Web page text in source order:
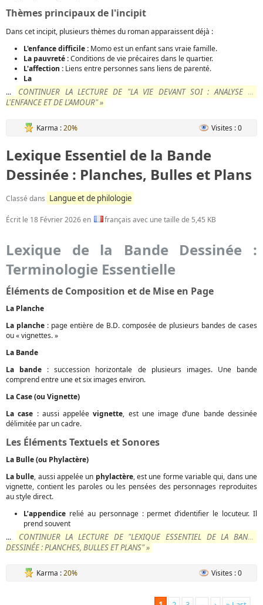
Thèmes principaux de l'incipit
Dans cet incipit, plusieurs thèmes du roman apparaissent déjà :
L'enfance difficile : Momo est un enfant sans vraie famille.
La pauvreté :Conditions de vie précaires dans le quartier.
L'affection : Liens entre personnes sans liens de parenté.
La
...
CONTINUER LA LECTURE DE "LA VIE DEVANT SOI : ANALYSE DE
L'ENFANCE ET DE L'AMOUR" »
Karma :20% Visites : 0
Lexique Essentiel de la Bande
Dessinée : Planches, Bulles et Plans
Classé dans Langue et de philologie
Écrit le 18 Février 2026en français avec une taille de 5,45 KB
Lexique de la Bande Dessinée :
Terminologie Essentielle
Éléments de Composition et de Mise en Page
La Planche
La planche : page entière de B.D. composée de plusieurs bandes de cases
ou « vignettes. »
La Bande
La bande : succession horizontale de plusieurs images. Une bande
comprend entre une et six images environ.
La Case (ou Vignette)
La case : aussi appeléevignette, est une image d’une bande dessinée
délimitée par un cadre.
Les Éléments Textuels et Sonores
La Bulle (ou Phylactère)
La bulle, aussi appelée un phylactère, est une forme variable qui, dans une
vignette, contient les paroles ou les pensées des personnages reproduites
au style direct.
L’appendice relié au personnage : permet d’identifier le locuteur. Il
prend souvent
...
CONTINUER LA LECTURE DE "LEXIQUE ESSENTIEL DE LA BANDE
DESSINÉE : PLANCHES, BULLES ET PLANS" »
Karma :20% Visites : 0